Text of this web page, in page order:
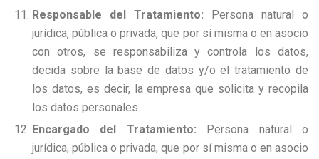
Responsable del Tratamiento: Persona natural o
jurídica, pública o privada, que por sí misma o en asocio
con otros, se responsabiliza y controla los datos,
decida sobre la base de datos y/o el tratamiento de
los datos, es decir, la empresa que solicita y recopila
los datos personales.
Encargado del Tratamiento: Persona natural o
jurídica, pública o privada, que por sí misma o en asocio